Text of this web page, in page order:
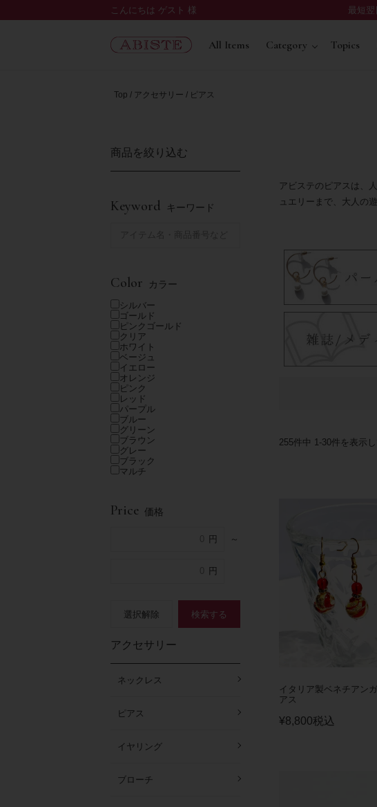
こんにちは ゲスト 様 最短
All Items Category Topics
Top アクセサリー ピアス
商品を絞り込む
Keyword キーワード
Color カラー
シルバー
ゴールド
ピンクゴールド
クリア
ホワイト
ベージュ
イエロー
オレンジ
ピンク
レッド
パープル
ブルー
グリーン
ブラウン
グレー
ブラック
マルチ
Price 価格
～
アクセサリー
ネックレス
ピアス
イヤリング
ブローチ
アビステのピアスは、
ュエリーまで、大人の
255件中 1-30
イタリア製ベネチアン
アス
¥8,800税込